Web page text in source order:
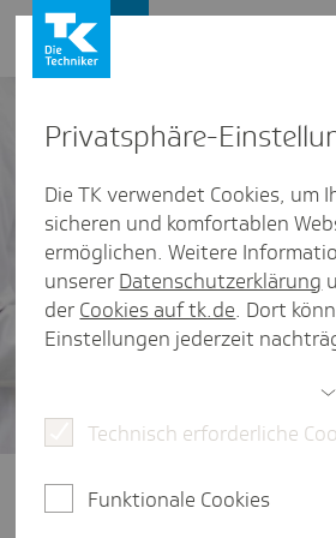
Zukunft der
Privat­sphäre-
Die TK verwendet Cookies, um
sicheren und komfortablen
ermöglichen. Weitere
unserer Datenschutzerklärung
der Cookies auf tk.de. Dort
Einstellungen jederzeit
Technisch erforderliche
Funktionale Cookies